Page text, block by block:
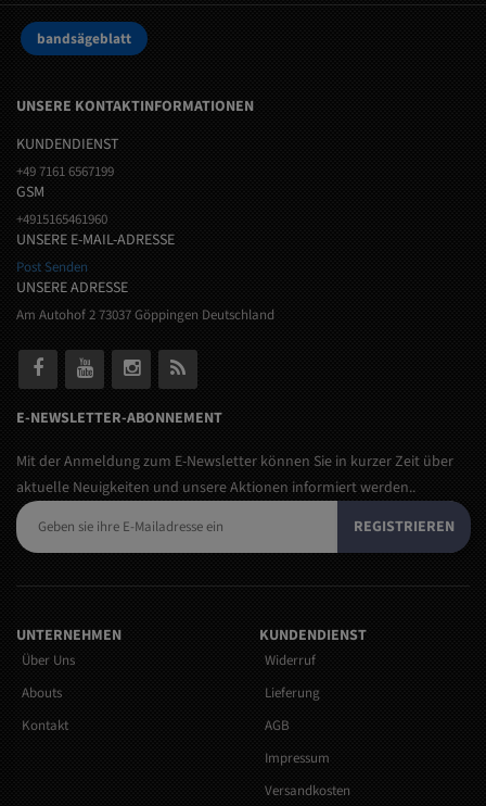
bandsägeblatt
UNSERE KONTAKTINFORMATIONEN
KUNDENDIENST
+49 7161 6567199
GSM
+4915165461960
UNSERE E-MAIL-ADRESSE
Post Senden
UNSERE ADRESSE
Am Autohof 2 73037 Göppingen Deutschland
E-NEWSLETTER-ABONNEMENT
Mit der Anmeldung zum E-Newsletter können Sie in kurzer Zeit über
aktuelle Neuigkeiten und unsere Aktionen informiert werden..
REGISTRIEREN
UNTERNEHMEN
Über Uns
Abouts
Kontakt
KUNDENDIENST
Widerruf
Lieferung
AGB
Impressum
Versandkosten